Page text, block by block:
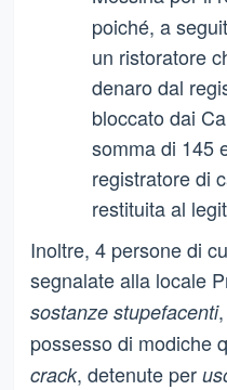
poiché, a
un ristoratore
denaro dal
bloccato dai
somma di 145
registratore di
restituita al
Inoltre, 4 persone di
segnalate alla locale
sostanze stupefacenti
possesso di modiche
crack, detenute per